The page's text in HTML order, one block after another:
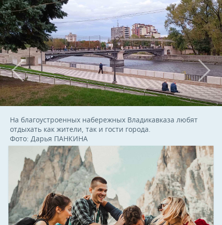
На благоустроенных набережных Владикавказа любят
отдыхать как жители, так и гости города.
Фото: Дарья ПАНКИНА